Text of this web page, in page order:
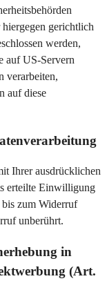
hiergegen gerichtlich
werden,
auf US-Servern
verarbeiten,
auf diese
Ihrer ausdrücklichen
erteilte Einwilligung
zum Widerruf
unberührt.
in
(Art.